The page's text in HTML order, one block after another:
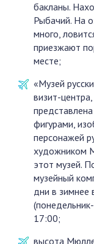
бакланы.
Рыбачий. На
много,
приезжают
месте;
«Музей
визит-
фигурами,
персонажей
художником
этот музей.
музейный
дни в зимнее
17:00;
высота